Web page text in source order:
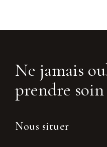
Ne jamais
prendre soin
Nous situer